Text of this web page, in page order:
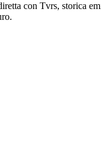
con Tvrs, storica